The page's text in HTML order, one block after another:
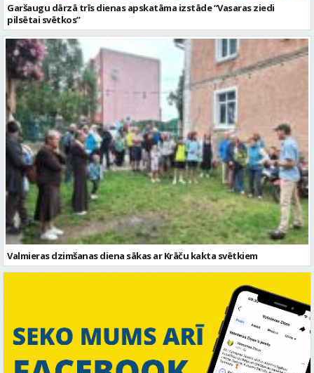
Garšaugu dārzā trīs dienas apskatāma izstāde “Vasaras ziedi
pilsētai svētkos”
Valmieras dzimšanas diena sākas ar Krāču kakta svētkiem